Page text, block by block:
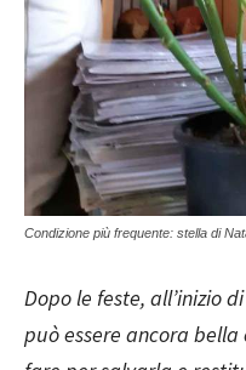
Condizione più frequente: stella di
Dopo le feste, all’inizio
può essere ancora